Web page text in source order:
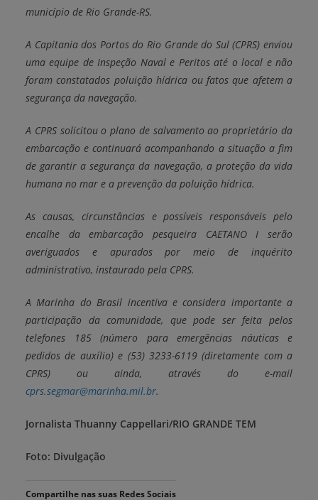
município de Rio Grande-RS.
A Capitania dos Portos do Rio Grande do Sul (CPRS) enviou
uma equipe de Inspeção Naval e Peritos até o local e não
foram constatados poluição hídrica ou fatos que afetem a
segurança da navegação.
A CPRS solicitou o plano de salvamento ao proprietário da
embarcação e continuará acompanhando a situação a fim
de garantir a segurança da navegação, a proteção da vida
humana no mar e a prevenção da poluição hídrica.
As causas, circunstâncias e possíveis responsáveis pelo
encalhe da embarcação pesqueira CAETANO I serão
averiguados e apurados por meio de inquérito
administrativo, instaurado pela CPRS.
A Marinha do Brasil incentiva e considera importante a
participação da comunidade, que pode ser feita pelos
telefones 185 (número para emergências náuticas e
pedidos de auxílio) e (53) 3233-6119 (diretamente com a
CPRS) ou ainda, através do e-mail
cprs.segmar@marinha.mil.br.
Jornalista Thuanny Cappellari/RIO GRANDE TEM
Foto: Divulgação
Compartilhe nas suas Redes Sociais